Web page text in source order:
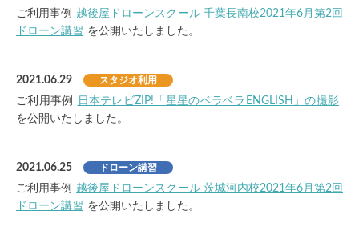
ご利用事例
越後屋ドローンスクール 千葉長南校2021年6月第2回
ドローン講習 を公開いたしました。
2021.06.29 スタジオ利用
ご利用事例
日本テレビZIP!「星星のベラベラENGLISH」の撮影
を公開いたしました。
2021.06.25 ドローン講習
ご利用事例
越後屋ドローンスクール 茨城河内校2021年6月第2回
ドローン講習 を公開いたしました。